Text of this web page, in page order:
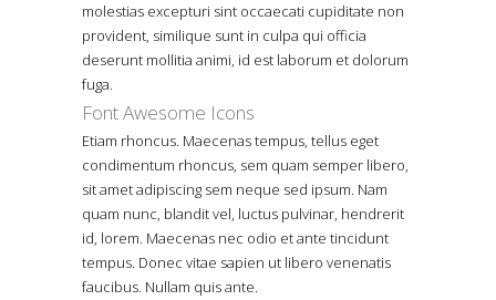
molestias excepturi sint occaecati cupiditate non
provident, similique sunt in culpa qui officia
deserunt mollitia animi, id est laborum et dolorum
fuga.
Font Awesome Icons
Etiam rhoncus. Maecenas tempus, tellus eget
condimentum rhoncus, sem quam semper libero,
sit amet adipiscing sem neque sed ipsum. Nam
quam nunc, blandit vel, luctus pulvinar, hendrerit
id, lorem. Maecenas nec odio et ante tincidunt
tempus. Donec vitae sapien ut libero venenatis
faucibus. Nullam quis ante.